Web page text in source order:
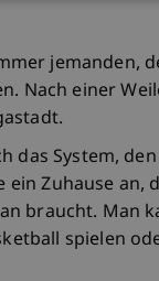
jemanden,
Nach einer
das System, den
Zuhause an,
braucht. Man
spielen